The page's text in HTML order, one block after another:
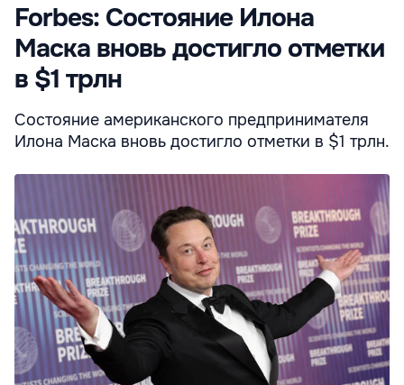
Forbes: Cостояние Илона
Маска вновь достигло отметки
в $1 трлн
Состояние американского предпринимателя
Илона Маска вновь достигло отметки в $1 трлн.